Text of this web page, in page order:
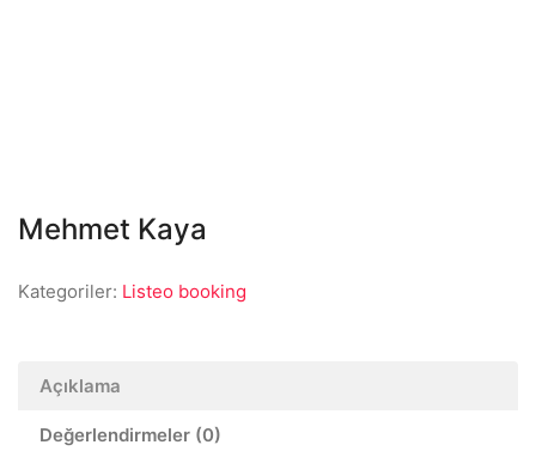
Mehmet Kaya
Kategoriler: Listeo booking
Açıklama
Değerlendirmeler (0)